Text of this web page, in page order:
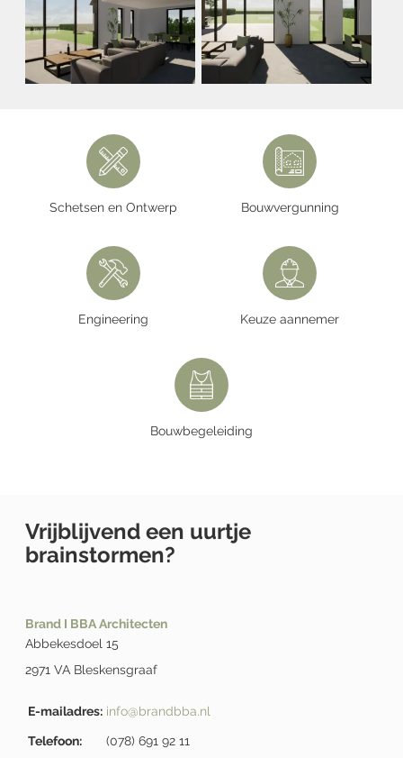
Schetsen en Ontwerp Bouwvergunning
Engineering Keuze aannemer
Bouwbegeleiding
Vrijblijvend een uurtje
brainstormen?
Brand I BBA Architecten
Abbekesdoel 15
2971 VA Bleskensgraaf
E-mailadres: info@brandbba.nl
Telefoon: (078) 691 92 11